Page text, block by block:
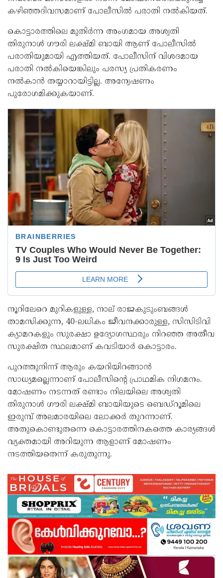
കഴിഞ്ഞദിവസമാണ് പോലീസില്‍ പരാതി നല്‍കിയത്.
കൊട്ടാരത്തിലെ മുതിര്‍ന്ന അംഗമായ അശ്വതി
തിരുനാള്‍ ഗൗരി ലക്ഷ്മി ബായി ആണ് പോലീസില്‍
പരാതിയുമായി എത്തിയത്. പോലീസിന് വിശദമായ
പരാതി നല്‍കിയെങ്കിലും പരസ്യ പ്രതികരണം
നല്‍കാന്‍ തയ്യാറായിട്ടില്ല. അന്വേഷണം
പുരോഗമിക്കുകയാണ്.
നൂറിലേറെ മുറികളുള്ള, നാല് രാജകുടുംബങ്ങള്‍
താമസിക്കുന്ന, 40-ലധികം ജീവനക്കാരുള്ള, സിസിടിവി
ക്യാമറകളും സുരക്ഷാ ഉദ്യോഗസ്ഥരും നിറഞ്ഞ അതീവ
സുരക്ഷിത സ്ഥലമാണ് കവടിയാര്‍ കൊട്ടാരം.
പുറത്തുനിന്ന് ആരും കയറിയിറങ്ങാന്‍
സാധ്യമല്ലെന്നാണ് പോലീസിന്റെ പ്രാഥമിക നിഗമനം.
മോഷണം നടന്നത് രണ്ടാം നിലയിലെ അശ്വതി
തിരുനാള്‍ ഗൗരി ലക്ഷ്മി ബായിയുടെ ബെഡ്‌റൂമിലെ
ഇരുമ്പ് അലമാരയിലെ ലോക്കര്‍ തുറന്നാണ്.
അതുകൊണ്ടുതന്നെ കൊട്ടാരത്തിനകത്തെ കാര്യങ്ങള്‍
വ്യക്തമായി അറിയുന്ന ആളാണ് മോഷണം
നടത്തിയതെന്ന് കരുതുന്നു.